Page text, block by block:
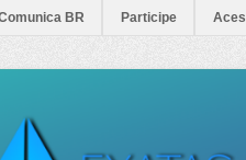
BR Participe